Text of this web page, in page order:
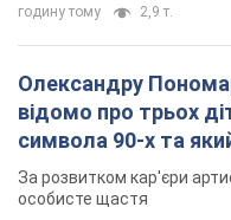
годину тому 2,9 т.
Олександру
відомо про трьох
символа 90-х та
мають
За розвитком кар'єри
особисте щастя